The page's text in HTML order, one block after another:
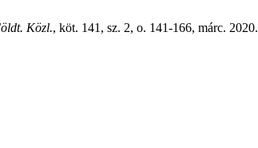
Közl., köt. 141, sz. 2, o. 141-166, márc. 2020.